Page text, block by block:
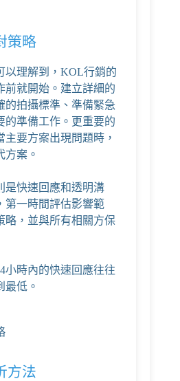
策略
以理解到，KOL行銷的
前就開始。建立詳細的
的拍攝標準、準備緊急
的準備工作。更重要的
要方案出現問題時，
方案。
是快速回應和透明溝
第一時間評估影響範
略，並與所有相關方保
小時內的快速回應往往
最低。
方法